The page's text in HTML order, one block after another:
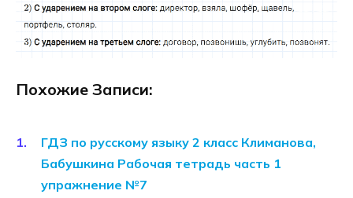
Похожие Записи:
ГДЗ по русскому языку 2 класс Климанова,
Бабушкина Рабочая тетрадь часть 1
упражнение №7